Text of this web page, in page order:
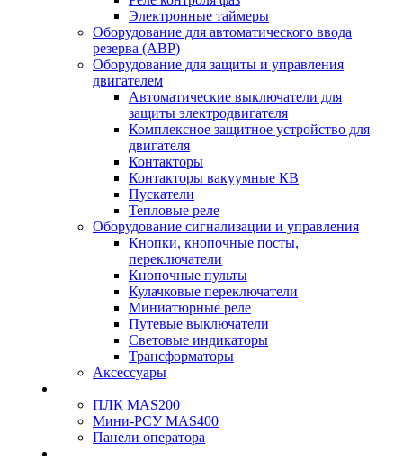
Электронные таймеры
Оборудование для автоматического ввода
резерва (АВР)
Оборудование для защиты и управления
двигателем
Автоматические выключатели для
защиты электродвигателя
Комплексное защитное устройство для
двигателя
Контакторы
Контакторы вакуумные КВ
Пускатели
Тепловые реле
Оборудование сигнализации и управления
Кнопки, кнопочные посты,
переключатели
Кнопочные пульты
Кулачковые переключатели
Миниатюрные реле
Путевые выключатели
Световые индикаторы
Трансформаторы
Аксессуары
ПЛК MAS200
Мини-РСУ MAS400
Панели оператора